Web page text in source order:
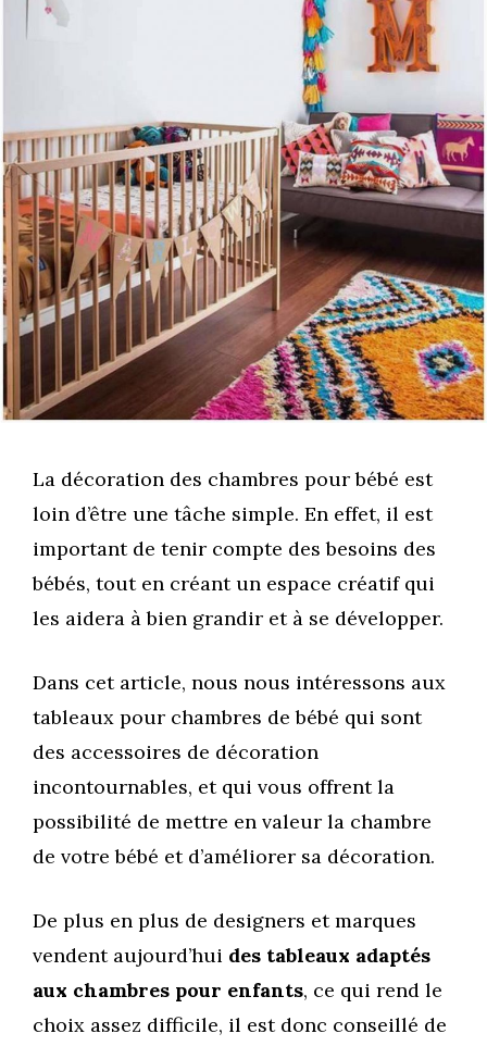
La décoration des chambres pour bébé est
loin d’être une tâche simple. En effet, il est
important de tenir compte des besoins des
bébés, tout en créant un espace créatif qui
les aidera à bien grandir et à se développer.
Dans cet article, nous nous intéressons aux
tableaux pour chambres de bébé qui sont
des accessoires de décoration
incontournables, et qui vous offrent la
possibilité de mettre en valeur la chambre
de votre bébé et d’améliorer sa décoration.
De plus en plus de designers et marques
vendent aujourd’hui des tableaux adaptés
aux chambres pour enfants, ce qui rend le
choix assez difficile, il est donc conseillé de